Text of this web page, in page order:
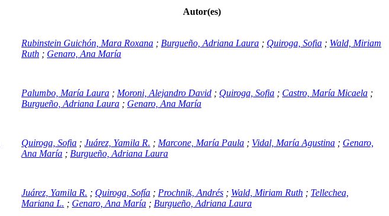
Autor(es)
Rubinstein Guichón, Mara Roxana ; Burgueño, Adriana Laura ; Quiroga, Sofia ; Wald, Miriam
Ruth ; Genaro, Ana María
Palumbo, María Laura ; Moroni, Alejandro David ; Quiroga, Sofia ; Castro, María Micaela ;
Burgueño, Adriana Laura ; Genaro, Ana María
Quiroga, Sofia ; Juárez, Yamila R. ; Marcone, María Paula ; Vidal, María Agustina ; Genaro,
Ana María ; Burgueño, Adriana Laura
Juárez, Yamila R. ; Quiroga, Sofía ; Prochnik, Andrés ; Wald, Miriam Ruth ; Tellechea,
Mariana L. ; Genaro, Ana María ; Burgueño, Adriana Laura